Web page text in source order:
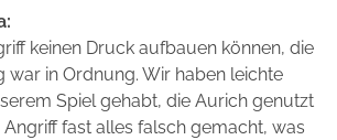
keinen Druck aufbauen können, die
war in Ordnung. Wir haben leichte
Spiel gehabt, die Aurich genutzt
Angriff fast alles falsch gemacht, was